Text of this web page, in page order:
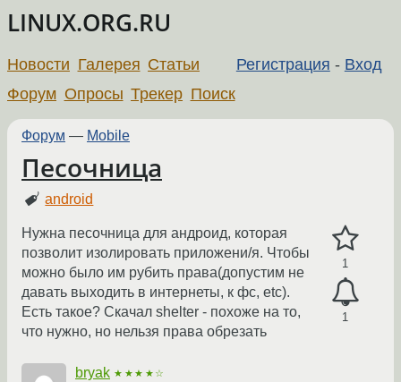
LINUX.ORG.RU
Регистрация - Вход
Новости Галерея Статьи
Форум Опросы Трекер Поиск
Форум — Mobile
Песочница
android
1
1
Нужна песочница для андроид, которая
позволит изолировать приложени/я. Чтобы
можно было им рубить права(допустим не
давать выходить в интернеты, к фс, etc).
Есть такое? Скачал shelter - похоже на то,
что нужно, но нельзя права обрезать
bryak ★★★★☆